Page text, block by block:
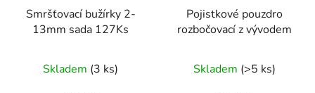
Smršťovací bužírky 2-
13mm sada 127Ks
Skladem (3 ks)
Pojistkové pouzdro
rozbočovací z vývodem
Skladem (>5 ks)